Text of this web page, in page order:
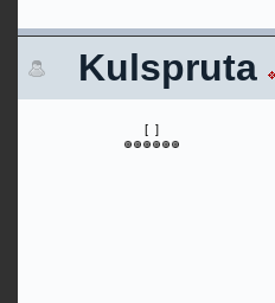
Kulspruta
[ ]